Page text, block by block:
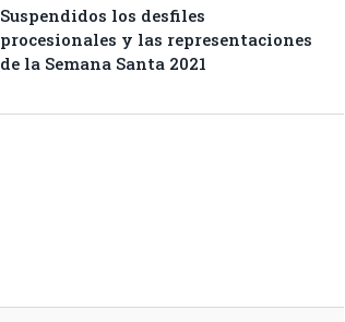
Suspendidos los desfiles
procesionales y las representaciones
de la Semana Santa 2021